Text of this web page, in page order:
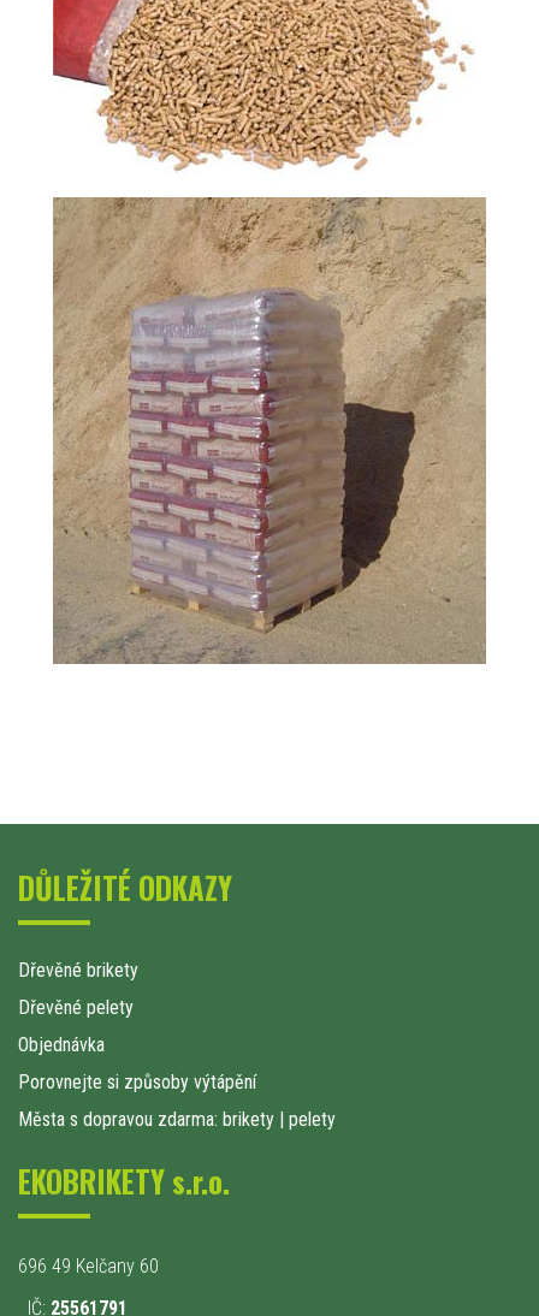
DŮLEŽITÉ ODKAZY
Dřevěné brikety
Dřevěné pelety
Objednávka
Porovnejte si způsoby výtápění
Města s dopravou zdarma: brikety | pelety
EKOBRIKETY s.r.o.
696 49 Kelčany 60
IČ: 25561791